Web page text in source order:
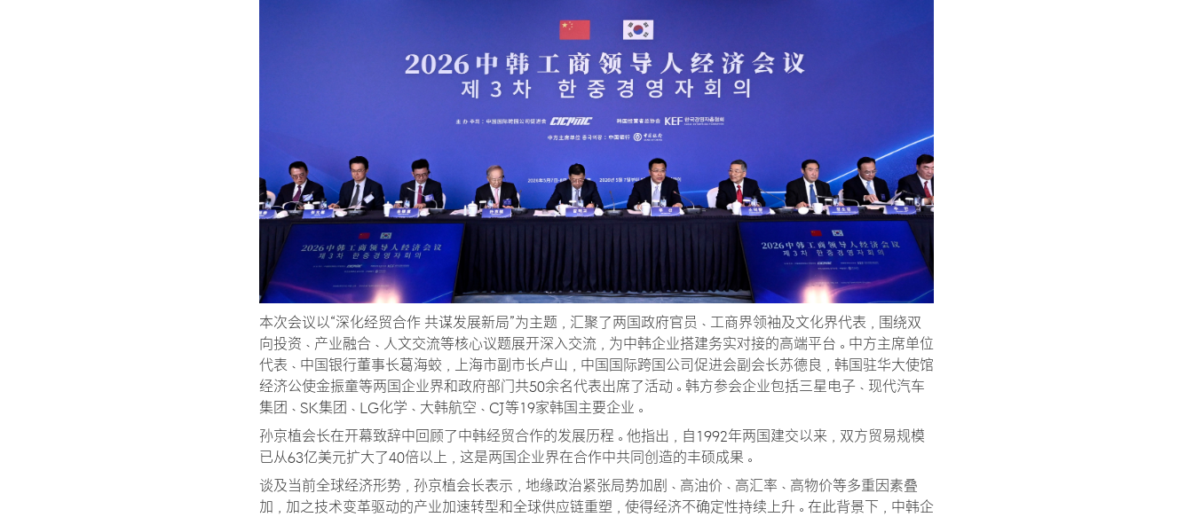
本次会议以“深化经贸合作 共谋发展新局”为主题，汇聚了两国政府官员、工商界领袖及文化界代表，围绕双
向投资、产业融合、人文交流等核心议题展开深入交流，为中韩企业搭建务实对接的高端平台。中方主席单位
代表、中国银行董事长葛海蛟，上海市副市长卢山，中国国际跨国公司促进会副会长苏德良，韩国驻华大使馆
经济公使金振童等两国企业界和政府部门共50余名代表出席了活动。韩方参会企业包括三星电子、现代汽车
集团、SK集团、LG化学、大韩航空、CJ等19家韩国主要企业。
孙京植会长在开幕致辞中回顾了中韩经贸合作的发展历程。他指出，自1992年两国建交以来，双方贸易规模
已从63亿美元扩大了40倍以上，这是两国企业界在合作中共同创造的丰硕成果。
谈及当前全球经济形势，孙京植会长表示，地缘政治紧张局势加剧、高油价、高汇率、高物价等多重因素叠
加，加之技术变革驱动的产业加速转型和全球供应链重塑，使得经济不确定性持续上升。在此背景下，中韩企